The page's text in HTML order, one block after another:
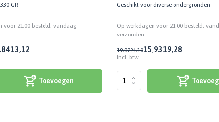
GR
voor 21:00 besteld, vandaag
13,12
Toevoegen
Geschikt voor diverse ondergronden
Op werkdagen voor 21:00 besteld,
verzonden
19,9224,1015,9319,28
Incl. btw